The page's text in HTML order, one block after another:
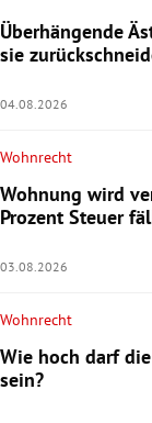
Überhängende
sie
04.08.2026
Wohnrecht
Wohnung wird
Prozent Steuer
03.08.2026
Wohnrecht
Wie hoch darf
sein?